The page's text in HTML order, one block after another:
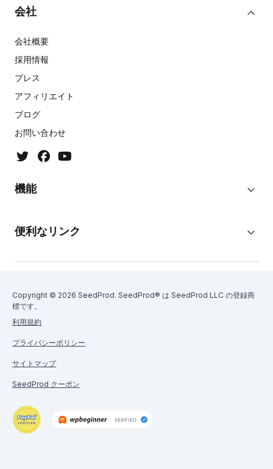
会社
会社概要
採用情報
プレス
アフィリエイト
ブログ
お問い合わせ
機能
便利なリンク
Copyright © 2026 SeedProd. SeedProd® は SeedProd LLC の登録商
標です。
利用規約
プライバシーポリシー
サイトマップ
SeedProd クーポン